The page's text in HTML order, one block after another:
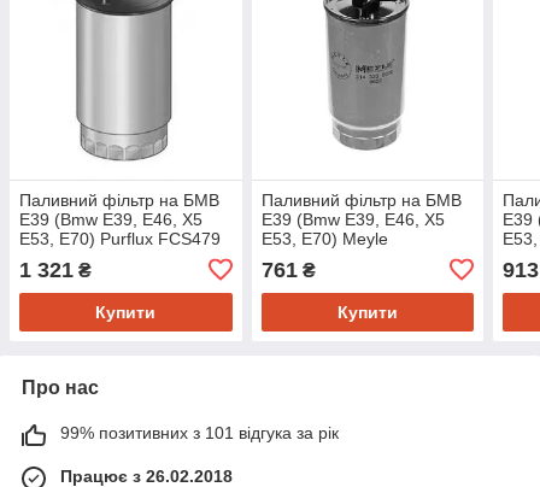
Паливний фільтр на БМВ
Е39 (Bmw E39, E46, X5
E53, E70) Purflux FCS479
1 321 ₴
Купити
Паливний фільтр на БМВ
Е39 (Bmw E39, E46, X5
E53, E70) Meyle
761₴
Купити
Е39
913
Про нас
99% позитивних з 101 відгука за рік
Працює з 26.02.2018